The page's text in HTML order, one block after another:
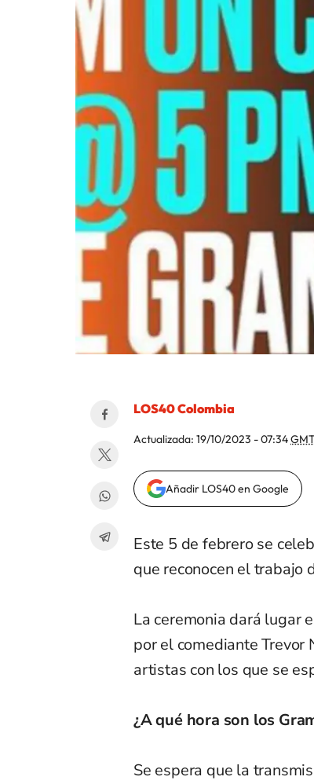
LOS40 Colombia
Actualizada: 19/10/2023 - 07:34
Añadir LOS40 en Google
Este 5 de febrero se
que reconocen el trabajo
La ceremonia dará lugar
por el comediante Trevor
artistas con los que se
¿A qué hora son los
Se espera que la